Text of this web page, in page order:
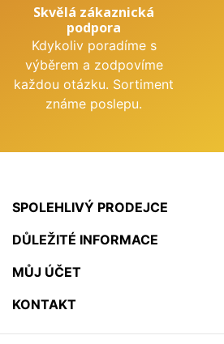
Skvělá zákaznická
podpora
Kdykoliv poradíme s
výběrem a zodpovíme
každou otázku. Sortiment
známe poslepu.
SPOLEHLIVÝ PRODEJCE
DŮLEŽITÉ INFORMACE
MŮJ ÚČET
KONTAKT